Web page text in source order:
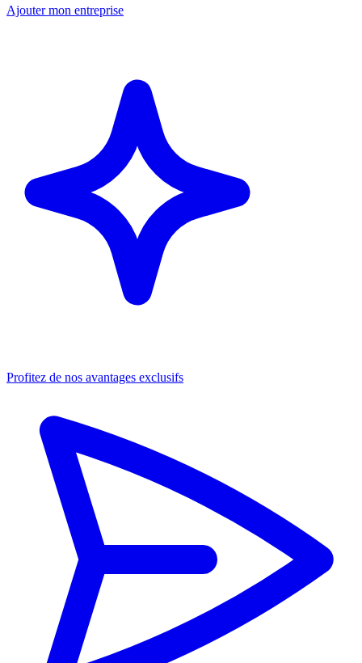
Ajouter mon entreprise
Profitez de nos avantages exclusifs